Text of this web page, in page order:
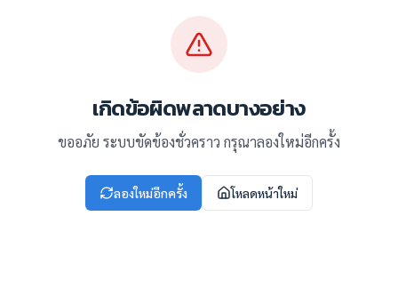
เกิดข้อผิดพลาดบางอย่าง
ขออภัย ระบบขัดข้องชั่วคราว กรุณาลองใหม่อีกครั้ง
ลองใหม่อีกครั้ง โหลดหน้าใหม่